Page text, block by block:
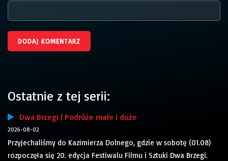
Ostatnie z tej serii:
Dwa Brzegi | Podróże małe i duże
2026-08-02
Przyjechaliśmy do Kazimierza Dolnego, gdzie w sobotę (01.08)
rozpoczęła się 20. edycja Festiwalu Filmu i Sztuki Dwa Brzegi.